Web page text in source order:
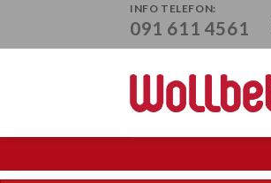
content
INFO TELEFON:
091 611 4561